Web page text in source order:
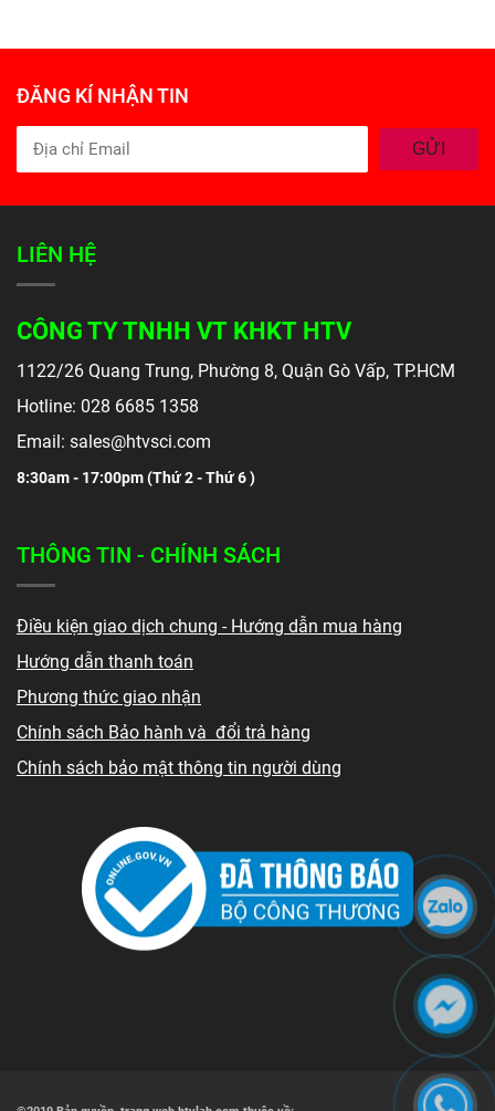
ĐĂNG KÍ NHẬN TIN
GỬI
LIÊN HỆ
CÔNG TY TNHH VT KHKT HTV
1122/26 Quang Trung, Phường 8, Quận Gò Vấp, TP.HCM
Hotline: 028 6685 1358
Email: sales@htvsci.com
8:30am - 17:00pm (Thứ 2 - Thứ 6 )
THÔNG TIN - CHÍNH SÁCH
Điều kiện giao dịch chung - Hướng dẫn mua hàng
Hướng dẫn thanh toán
Phương thức giao nhận
Chính sách Bảo hành và đổi trả hàng
Chính sách bảo mật thông tin người dùng